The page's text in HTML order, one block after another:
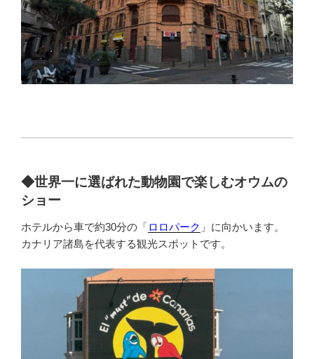
◆世界一に選ばれた動物園で楽しむオウムの
ショー
ホテルから車で約30分の「 ロロパーク 」に向かいます。
カナリア諸島を代表する観光スポットです。